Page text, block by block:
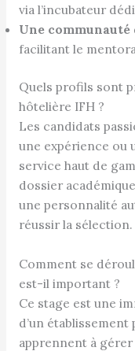
via l’incubateur
Une communauté
facilitant le
Quels profils sont
hôtelière IFH ?
Les candidats
une expérience ou
service haut de
dossier
une personnalité
réussir la sélection.
Comment se
est-il important ?
Ce stage est une
d’un
apprennent à